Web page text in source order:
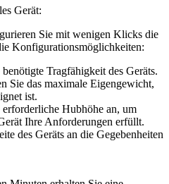
Gerät:
Sie mit wenigen Klicks die
Konfigurationsmöglichkeiten:
Tragfähigkeit des Geräts.
Sie das maximale Eigengewicht,
ist.
erforderliche Hubhöhe an, um
Ihre Anforderungen erfüllt.
des Geräts an die Gegebenheiten